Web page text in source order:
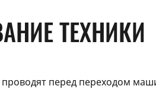
ТЕХНИКИ
перед переходом